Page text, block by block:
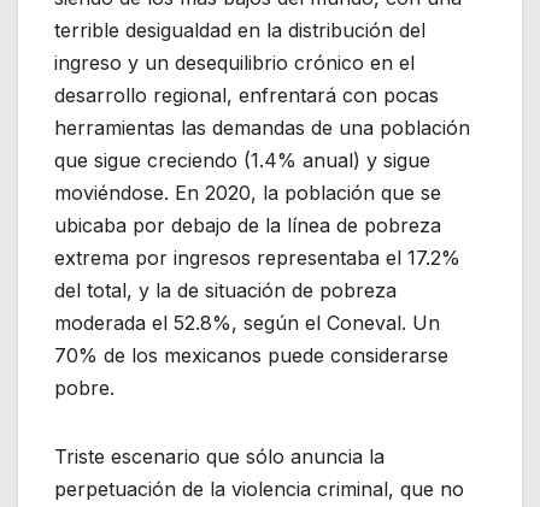
terrible desigualdad en la distribución del
ingreso y un desequilibrio crónico en el
desarrollo regional, enfrentará con pocas
herramientas las demandas de una población
que sigue creciendo (1.4% anual) y sigue
moviéndose. En 2020, la población que se
ubicaba por debajo de la línea de pobreza
extrema por ingresos representaba el 17.2%
del total, y la de situación de pobreza
moderada el 52.8%, según el Coneval. Un
70% de los mexicanos puede considerarse
pobre.
Triste escenario que sólo anuncia la
perpetuación de la violencia criminal, que no